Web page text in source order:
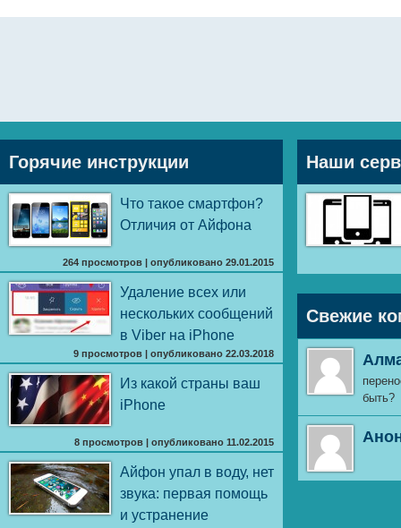
Горячие инструкции
Что такое смартфон?
Отличия от Айфона
264 просмотров |опубликовано 29.01.2015
Удаление всех или
нескольких сообщений
в Viber на iPhone
9 просмотров |опубликовано 22.03.2018
Из какой страны ваш
iPhone
8 просмотров |опубликовано 11.02.2015
Айфон упал в воду, нет
звука: первая помощь
и устранение
Наши
Свежие
быть?